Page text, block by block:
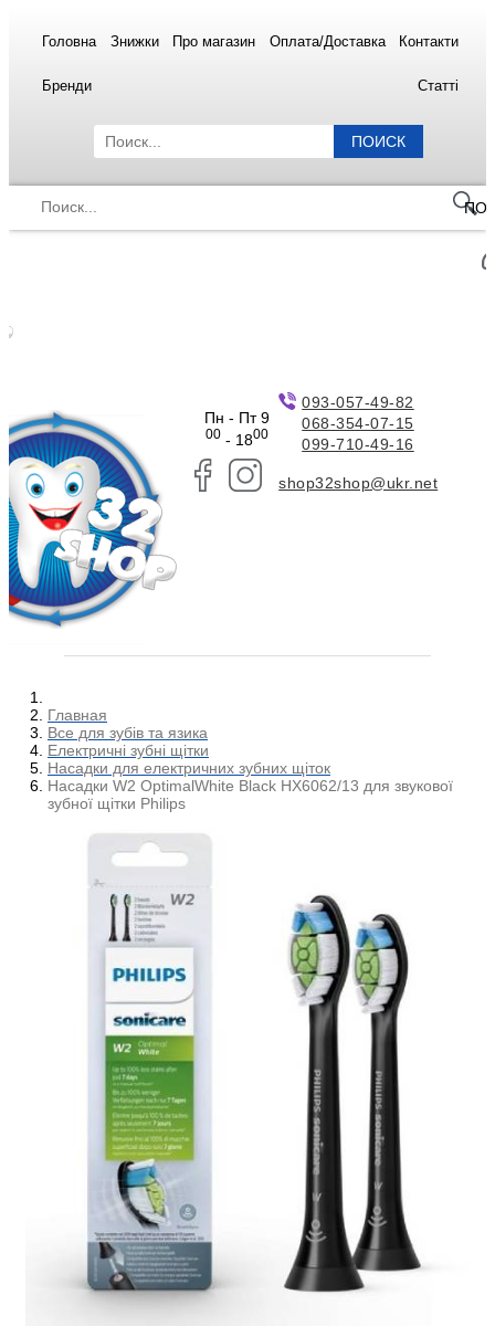
Головна Знижки Про магазин Оплата/Доставка Контакти
Бренди Статті
ПОИСК
Пн - Пт 9
00- 1800
093-057-49-82
068-354-07-15
099-710-49-16
shop32shop@ukr.net
Главная
Все для зубів та язика
Електричні зубні щітки
Насадки для електричних зубних щіток
Насадки W2 OptimalWhite Black HX6062/13 для звукової
зубної щітки Philips